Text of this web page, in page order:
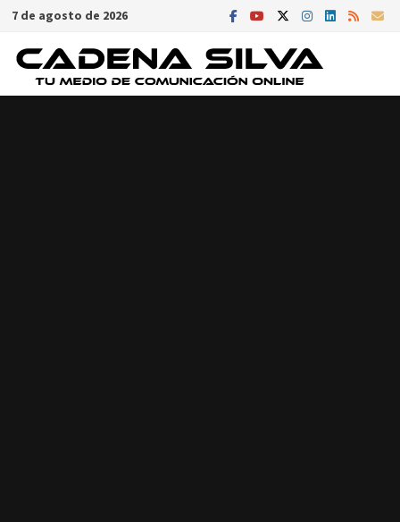
Saltar
contenido
7 de agosto de 2026